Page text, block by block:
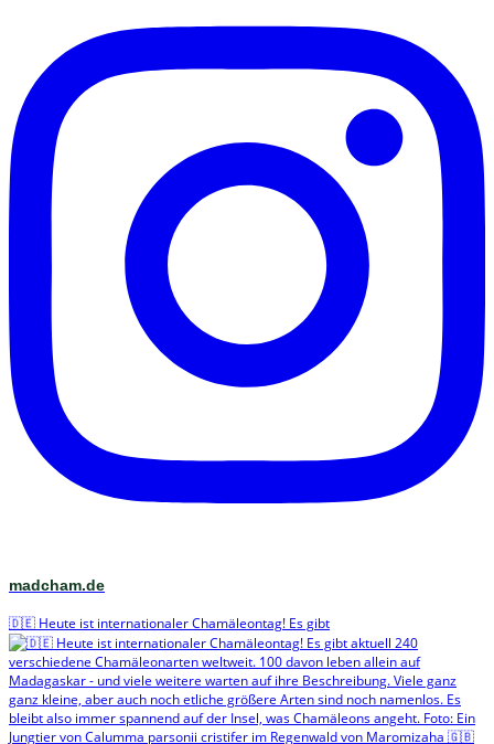
madcham.de
🇩🇪 Heute ist internationaler Chamäleontag! Es gibt